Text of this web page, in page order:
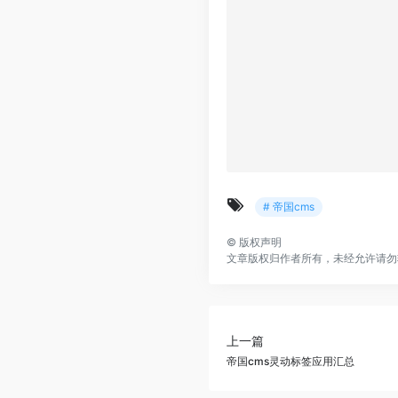
# 帝国cms
© 版权声明
文章版权归作者所有，未经允许请
上一篇
帝国cms灵动标签应用汇总